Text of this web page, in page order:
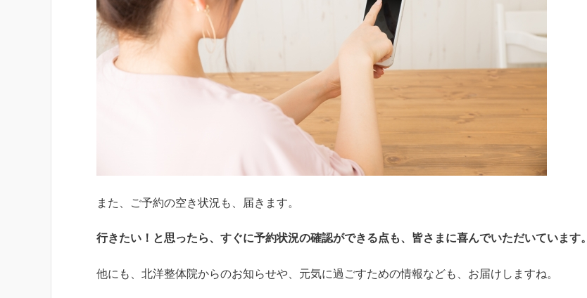
また、ご予約の空き状況も、届きます。
行きたい！と思ったら、すぐに予約状況の確認ができる点も、皆さまに喜んでいただいています。
他にも、北洋整体院からのお知らせや、元気に過ごすための情報なども、お届けしますね。